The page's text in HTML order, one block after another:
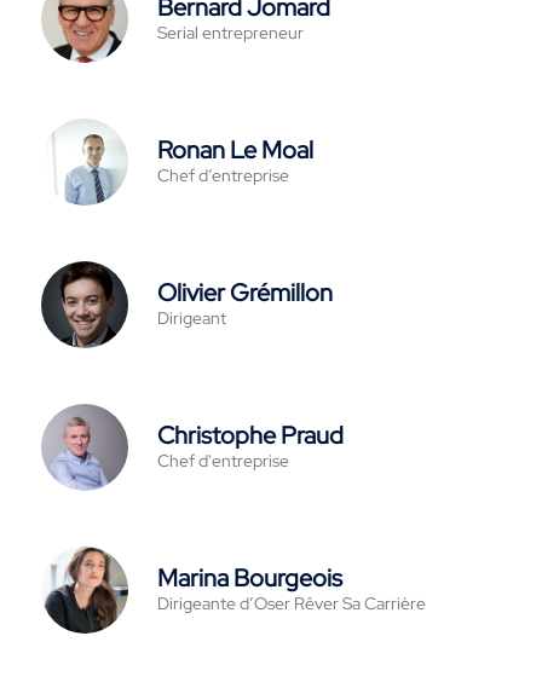
Bernard Jomard
Serial entrepreneur
Ronan Le Moal
Chef d’entreprise
Olivier Grémillon
Dirigeant
Christophe Praud
Chef d'entreprise
Marina Bourgeois
Dirigeante d’Oser Rêver Sa Carrière